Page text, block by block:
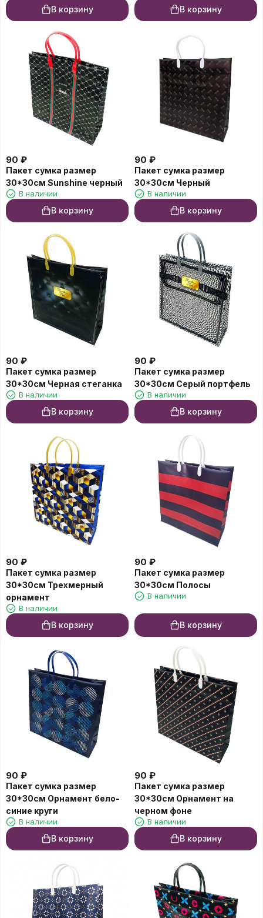
В корзину В корзину
90 ₽
Пакет сумка размер
30*30см Sunshine черный
В наличии
В корзину
90 ₽
Пакет сумка размер
30*30см Черный
В наличии
В корзину
90 ₽
Пакет сумка размер
30*30см Черная стеганка
В наличии
В корзину
90 ₽
Пакет сумка размер
30*30см Серый портфель
В наличии
В корзину
90 ₽
Пакет сумка размер
30*30см Трехмерный
орнамент
В наличии
В корзину
90 ₽
Пакет сумка размер
30*30см Полосы
В наличии
В корзину
90 ₽
Пакет сумка размер
30*30см Орнамент бело-
синие круги
В наличии
В корзину
90 ₽
Пакет сумка размер
30*30см Орнамент на
черном фоне
В наличии
В корзину